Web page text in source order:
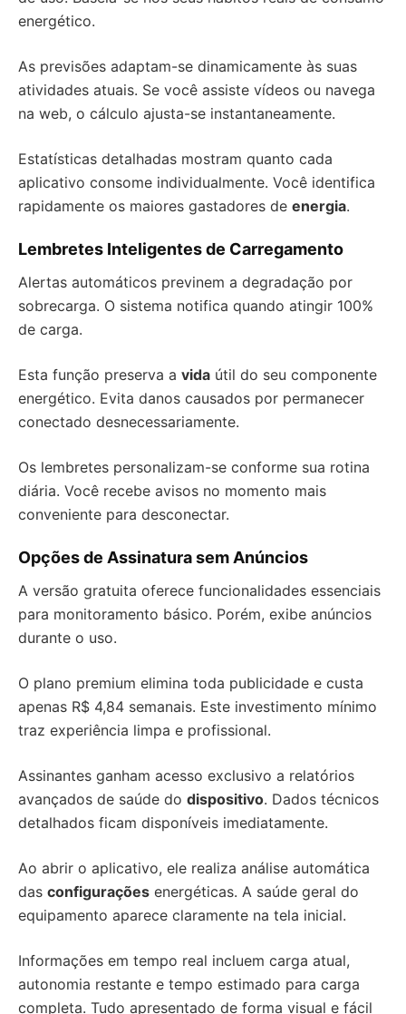
energético.
As previsões adaptam-se dinamicamente às suas
atividades atuais. Se você assiste vídeos ou navega
na web, o cálculo ajusta-se instantaneamente.
Estatísticas detalhadas mostram quanto cada
aplicativo consome individualmente. Você identifica
rapidamente os maiores gastadores de energia.
Lembretes Inteligentes de Carregamento
Alertas automáticos previnem a degradação por
sobrecarga. O sistema notifica quando atingir 100%
de carga.
Esta função preserva a vida útil do seu componente
energético. Evita danos causados por permanecer
conectado desnecessariamente.
Os lembretes personalizam-se conforme sua rotina
diária. Você recebe avisos no momento mais
conveniente para desconectar.
Opções de Assinatura sem Anúncios
A versão gratuita oferece funcionalidades essenciais
para monitoramento básico. Porém, exibe anúncios
durante o uso.
O plano premium elimina toda publicidade e custa
apenas R$ 4,84 semanais. Este investimento mínimo
traz experiência limpa e profissional.
Assinantes ganham acesso exclusivo a relatórios
avançados de saúde do dispositivo. Dados técnicos
detalhados ficam disponíveis imediatamente.
Ao abrir o aplicativo, ele realiza análise automática
das configurações energéticas. A saúde geral do
equipamento aparece claramente na tela inicial.
Informações em tempo real incluem carga atual,
autonomia restante e tempo estimado para carga
completa. Tudo apresentado de forma visual e fácil